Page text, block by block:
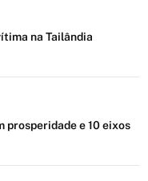
na Tailândia
prosperidade e 10 eixos